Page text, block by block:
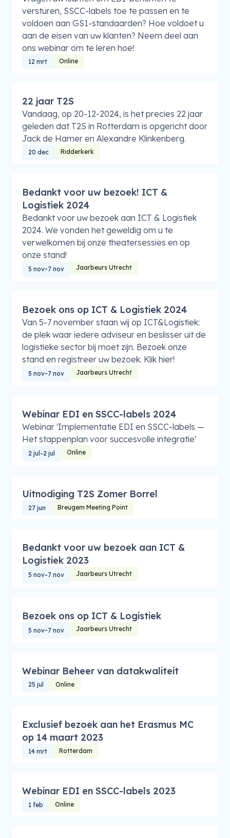
versturen, SSCC-labels toe te passen en te
voldoen aan GS1-standaarden? Hoe voldoet u
aan de eisen van uw klanten? Neem deel aan
ons webinar om te leren hoe!
12 mrt Online
22 jaar T2S
Vandaag, op 20-12-2024, is het precies 22 jaar
geleden dat T2S in Rotterdam is opgericht door
Jack de Hamer en Alexandre Klinkenberg.
20 dec Ridderkerk
Bedankt voor uw bezoek! ICT &
Logistiek 2024
Bedankt voor uw bezoek aan ICT & Logistiek
2024. We vonden het geweldig om u te
verwelkomen bij onze theatersessies en op
onze stand!
5 nov-7 nov Jaarbeurs Utrecht
Bezoek ons op ICT & Logistiek 2024
Van 5-7 november staan wij op ICT&Logistiek:
de plek waar iedere adviseur en beslisser uit de
logistieke sector bij moet zijn. Bezoek onze
stand en registreer uw bezoek. Klik hier!
5 nov-7 nov Jaarbeurs Utrecht
Webinar EDI en SSCC-labels 2024
Webinar 'Implementatie EDI en SSCC-labels —
Het stappenplan voor succesvolle integratie'
2 jul -2 jul Online
Uitnodiging T2S Zomer Borrel
27 jun Breugem Meeting Point
Bedankt voor uw bezoek aan ICT &
Logistiek 2023
5 nov-7 nov Jaarbeurs Utrecht
Bezoek ons op ICT & Logistiek
5 nov-7 nov Jaarbeurs Utrecht
Webinar Beheer van datakwaliteit
25 jul Online
Exclusief bezoek aan het Erasmus MC
op 14 maart 2023
14 mrt Rotterdam
Webinar EDI en SSCC-labels 2023
1 feb Online